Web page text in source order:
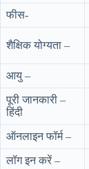
फीस-
शैक्षिक योग्यता –
आयु –
पूरी जानकारी –
हिंदी
ऑनलाइन फॉर्म –
लॉग इन करें –